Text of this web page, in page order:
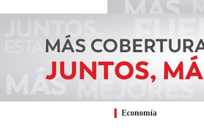
Economía